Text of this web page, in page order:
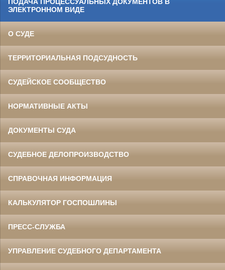
ЭЛЕКТРОННОМ ВИДЕ
О СУДЕ
ТЕРРИТОРИАЛЬНАЯ ПОДСУДНОСТЬ
СУДЕЙСКОЕ СООБЩЕСТВО
НОРМАТИВНЫЕ АКТЫ
ДОКУМЕНТЫ СУДА
СУДЕБНОЕ ДЕЛОПРОИЗВОДСТВО
СПРАВОЧНАЯ ИНФОРМАЦИЯ
КАЛЬКУЛЯТОР ГОСПОШЛИНЫ
ПРЕСС-СЛУЖБА
УПРАВЛЕНИЕ СУДЕБНОГО ДЕПАРТАМЕНТА